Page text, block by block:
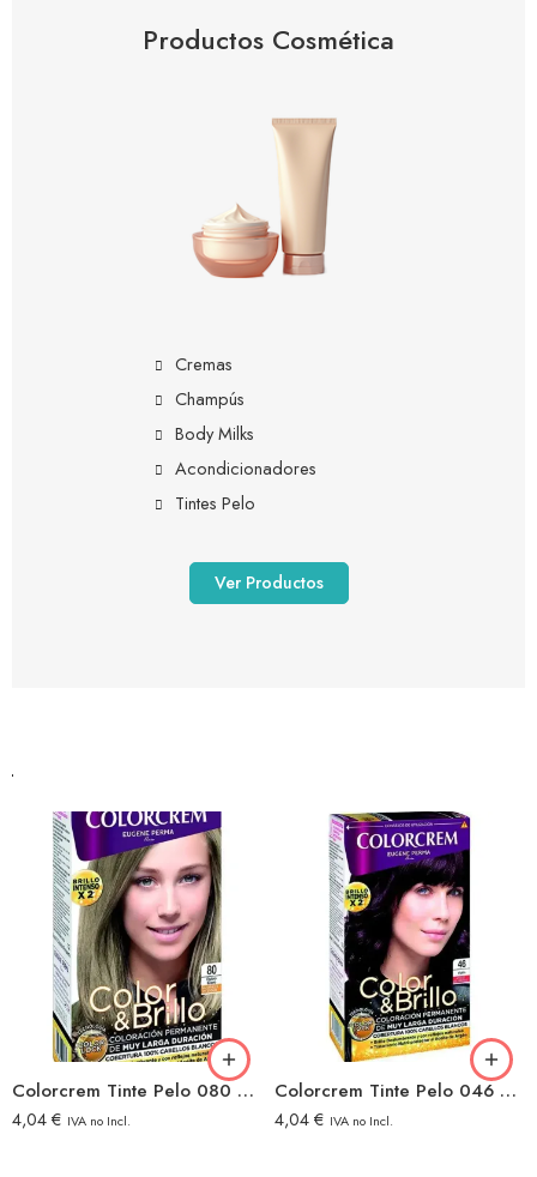
Productos Cosmética
Cremas
Champús
Body Milks
Acondicionadores
Tintes Pelo
Ver Productos
Colorcrem Tinte Pelo 080 Rubio Claro
4,04€ IVA no Incl.
Colorcrem Tinte Pelo 046 Violin
4,04€ IVA no Incl.